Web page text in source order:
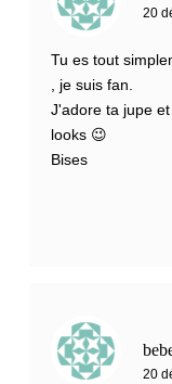
20
Tu es tout
, je suis fan.
J'adore ta jupe
looks 😉
Bises
20